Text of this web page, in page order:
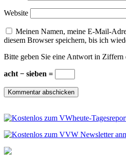
Website
Meinen Namen, meine E-Mail-
diesem Browser speichern, bis ich
Bitte geben Sie eine Antwort in Ziffern
acht − sieben =